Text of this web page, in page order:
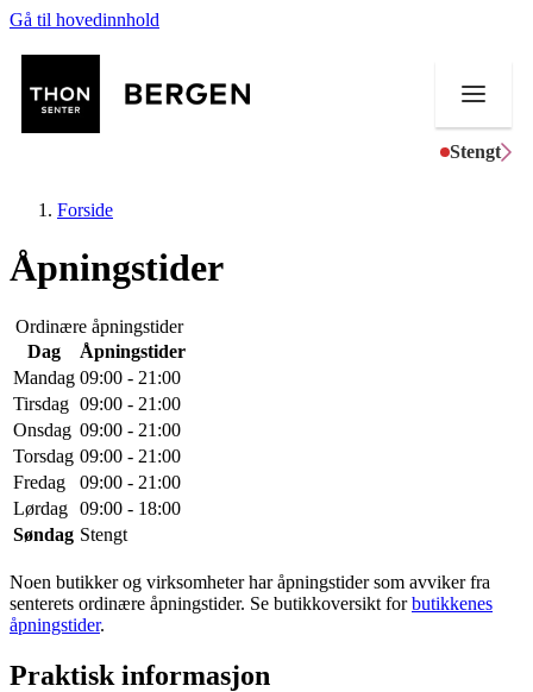
Gå til hovedinnhold
Stengt
Butikker
Mat og drikke
Helse
Aktiviteter
Tilbud
Søk
Forside
Åpningstider
Ordinære åpningstider
Dag
Åpningstider
Mandag 09:00 - 21:00
Tirsdag 09:00 - 21:00
Onsdag 09:00 - 21:00
Torsdag 09:00 - 21:00
Fredag
09:00 - 21:00
Lørdag 09:00 - 18:00
Søndag Stengt
Noen butikker og virksomheter har åpningstider som avviker fra
senterets ordinære åpningstider. Se butikkoversikt forbutikkenes
åpningstider.
Praktisk informasjon